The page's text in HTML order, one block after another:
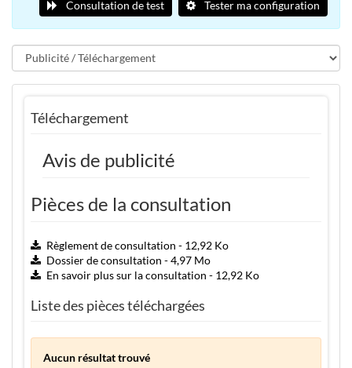
Tester ma configuration
Consultation de test
Téléchargement
Avis de publicité
Pièces de la consultation
Règlement de consultation - 12,92 Ko
Dossier de consultation - 4,97 Mo
En savoir plus sur la consultation - 12,92 Ko
Liste des pièces téléchargées
Aucun résultat trouvé